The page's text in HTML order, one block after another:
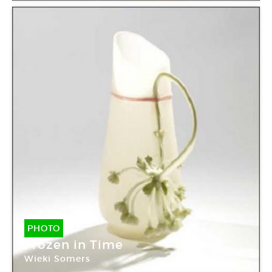
PHOTO
Frozen in Time
Wieki Somers